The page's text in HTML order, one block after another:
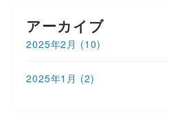
アーカイブ
2025年2月 (10)
2025年1月 (2)